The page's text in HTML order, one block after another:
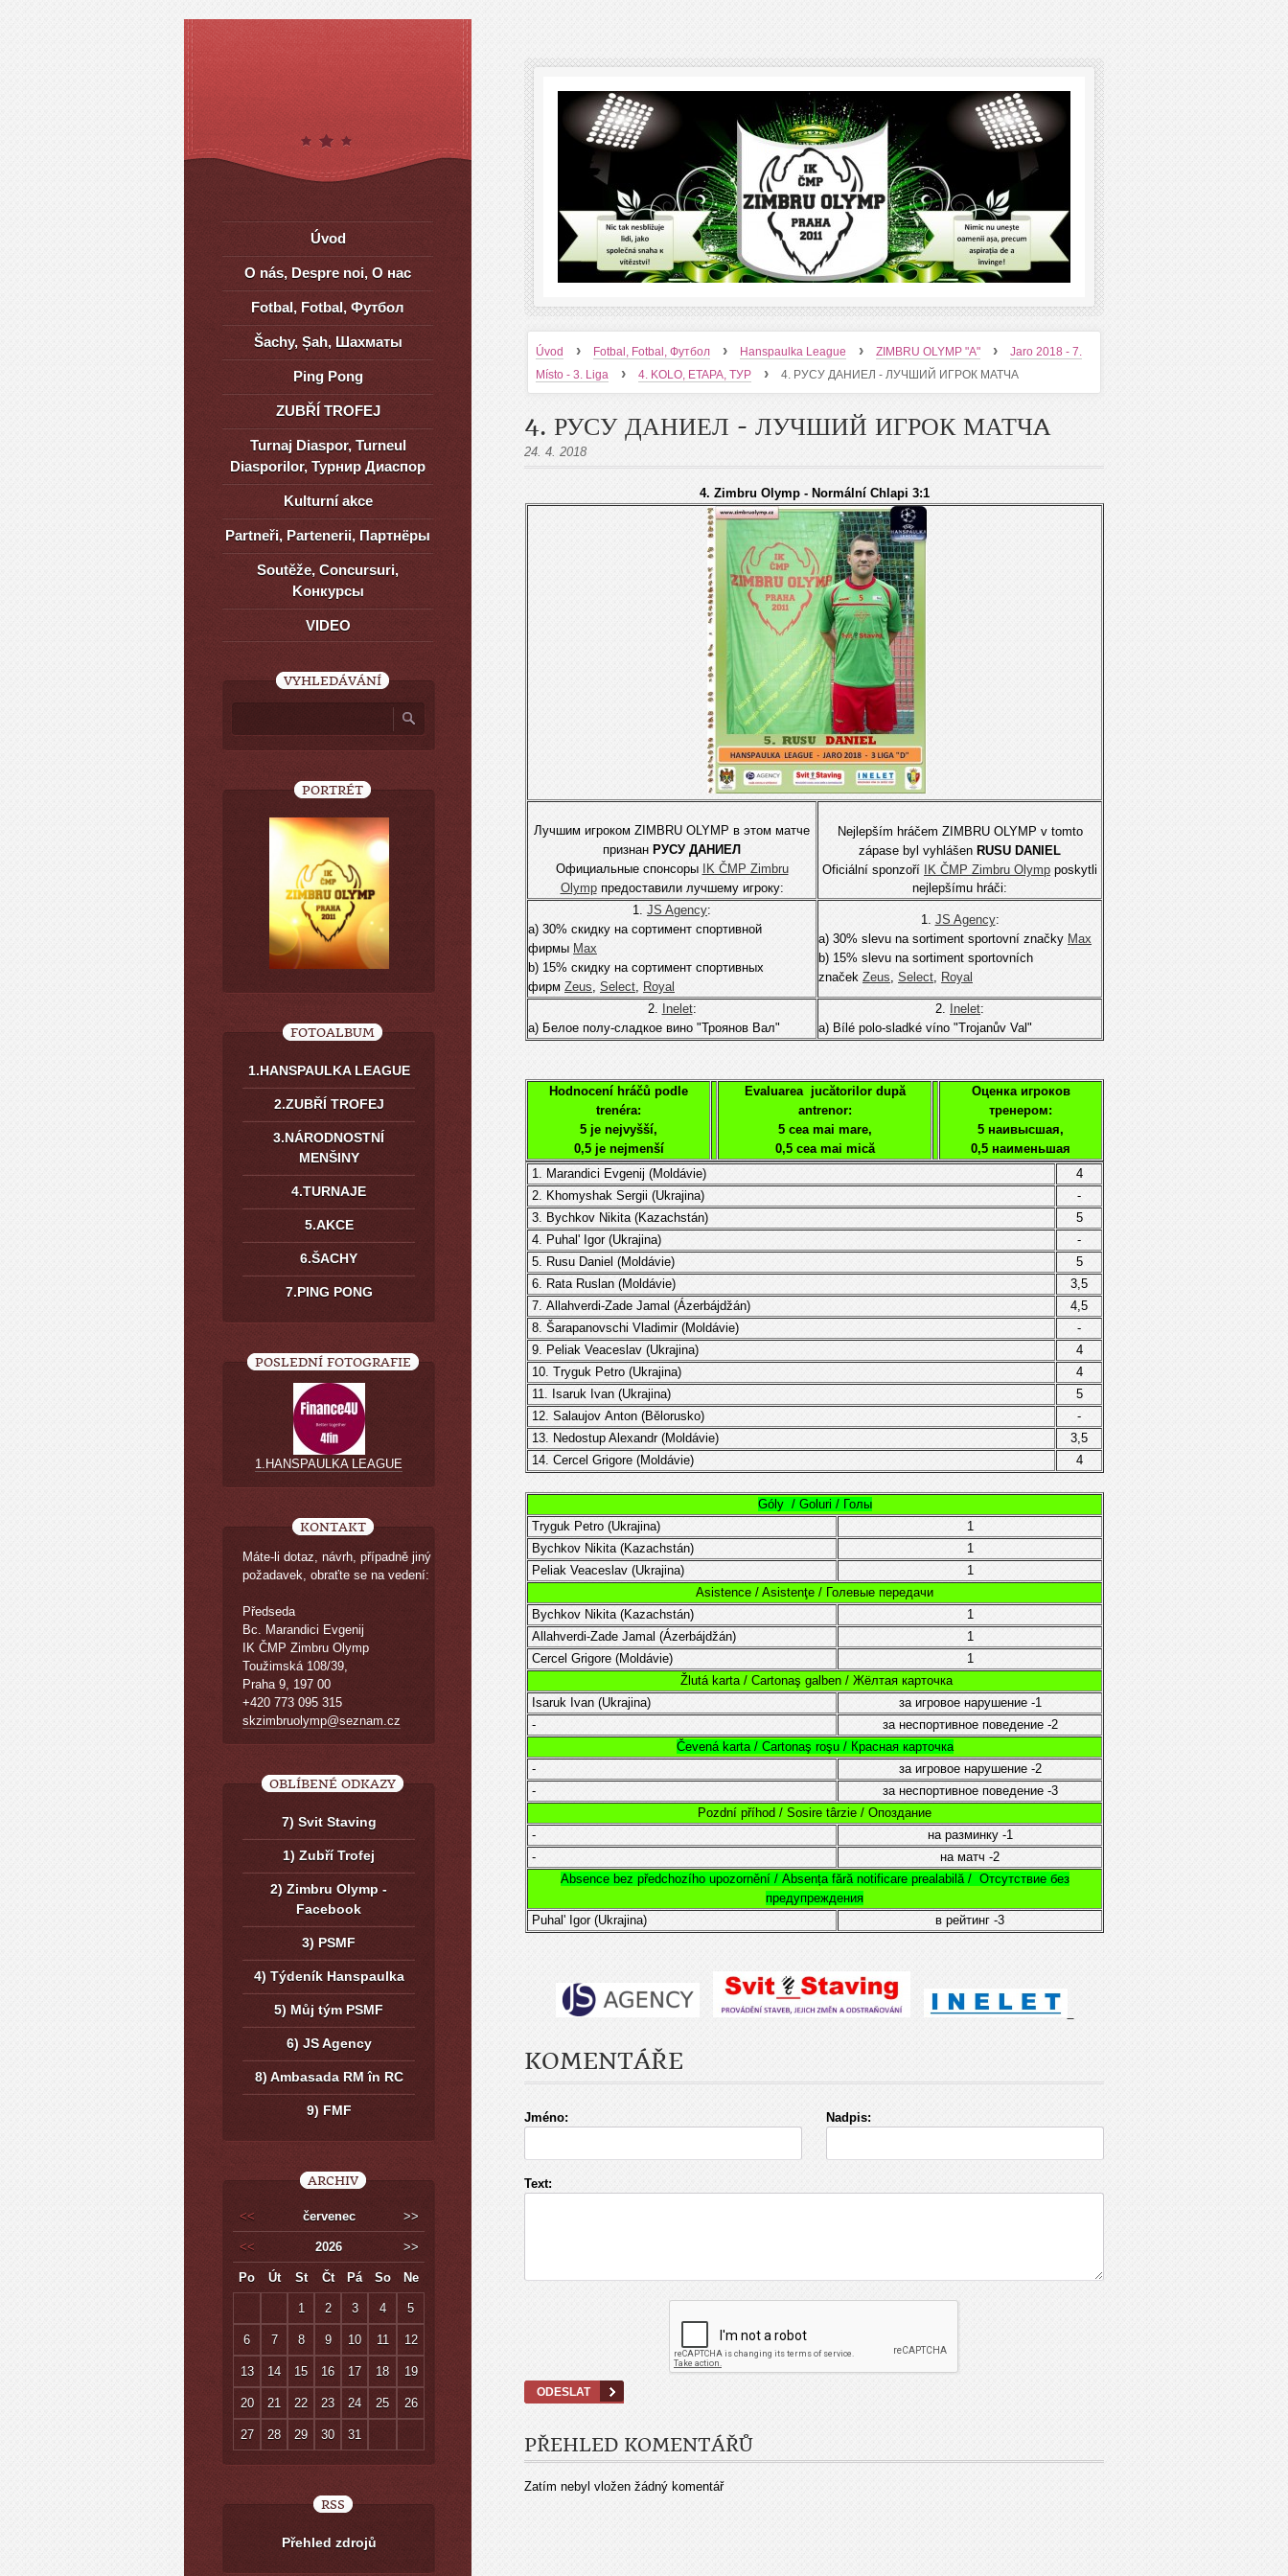
Úvod › Fotbal, Fotbal, Футбол › Hanspaulka League › ZIMBRU OLYMP "A" ›
Jaro 2018 - 7.
Místo - 3. Liga
› 4. KOLO, ETAPA, ТУР › 4. РУСУ ДАНИЕЛ - ЛУЧШИЙ ИГРОК МАТЧA
4. РУСУ ДАНИЕЛ - ЛУЧШИЙ ИГРОК МАТЧA
24. 4. 2018
4. Zimbru Olymp - Normální Chlapi 3:1
Лучшим игрокoм ZIMBRU OLYMP в этом матче
признан РУСУ ДАНИЕЛ
Официальные спонсоры
IK ČMP Zimbru
Olympпредоставили лучшему игроку:
Nejlepším hráčem ZIMBRU OLYMP v tomto
zápase byl vyhlášen RUSU DANIEL
Oficiální sponzoří
IK ČMP Zimbru Olymp poskytli
nejlepšímu hráči:
1. JS Agency:
а) 30% скидку на сортимент спортивной
фирмы Мах
b) 15% скидку на сортимент спортивных
фирм Zeus, Select, Royal
1. JS Agency:
а) 30% slevu na sortiment sportovní značky Мах
b) 15% slevu na sortiment sportovních
značek Zeus, Select, Royal
2. Inelet:
а) Белое полу-сладкое вино "Троянов Вал"
2. Inelet:
а) Bílé polo-sladké víno "Trojanův Val"
Hodnocení hráčů podle
trenéra:
5 je nejvyšší,
0,5 je nejmenší
Evaluarea jucătorilor după
antrenor:
5 cea mai mare,
0,5 cea mai mică
Оценка игроков
тренером:
5 наивысшая,
0,5 наименьшая
1. Marandici Evgenij (Moldávie)
4
2. Khomyshak Sergii (Ukrajina)
-
3. Bychkov Nikita (Kazachstán)
5
4. Puhal' Igor (Ukrajina)
-
5. Rusu Daniel (Moldávie)
5
6. Rata Ruslan (Moldávie)
3,5
7. Allahverdi-Zade Jamal (Ázerbájdžán)
4,5
8. Šarapanovschi Vladimir (Moldávie)
-
9. Peliak Veaceslav (Ukrajina)
4
10. Tryguk Petro (Ukrajina)
4
11. Isaruk Ivan (Ukrajina)
5
12. Salaujov Anton (Bělorusko)
-
13. Nedostup Alexandr (Moldávie)
3,5
14. Cercel Grigore (Moldávie) 4
Góly / Goluri / Голы
Tryguk Petro (Ukrajina)
1
Bychkov Nikita (Kazachstán)
1
Peliak Veaceslav (Ukrajina)
1
Asistence / Asistenţe / Голевые передачи
Bychkov Nikita (Kazachstán)
1
Allahverdi-Zade Jamal (Ázerbájdžán)
1
Cercel Grigore (Moldávie)
1
Žlutá karta / Cartonaş galben / Жёлтая карточка
Isaruk Ivan (Ukrajina) за игровое нарушение -1
-
за неспортивное поведение -2
Čevená karta / Cartonaş roşu / Красная карточка
-
за игровое нарушение -2
-
за неспортивное поведение -3
Pozdní příhod / Sosire târzie / Опоздание
-
на разминку -1
-
на матч -2
Absence bez předchozího upozornění / Absența fără notificare prealabilă / Отсутствие без
предупреждения
Puhal' Igor (Ukrajina)
в рейтинг -3
KOMENTÁŘE
Jméno: Nadpis:
Text:
PŘEHLED KOMENTÁŘŮ
Zatím nebyl vložen žádný komentář
Úvod
O nás, Despre noi, О нас
Fotbal, Fotbal, Футбол
Šachy, Șah, Шахматы
Ping Pong
ZUBŘÍ TROFEJ
Turnaj Diaspor, Turneul
Diasporilor, Турнир Диаспор
Kulturní akce
Partneři, Partenerii, Партнёры
Soutěže, Concursuri,
Kонкурсы
VIDEO
VYHLEDÁVÁNÍ
PORTRÉT
FOTOALBUM
1.HANSPAULKA LEAGUE
2.ZUBŘÍ TROFEJ
3.NÁRODNOSTNÍ
MENŠINY
4.TURNAJE
5.AKCE
6.ŠACHY
7.PING PONG
POSLEDNÍ FOTOGRAFIE
1.HANSPAULKA LEAGUE
KONTAKT
Máte-li dotaz, návrh, případně jiný
požadavek, obraťte se na vedení:
Předseda
Bc. Marandici Evgenij
IK ČMP Zimbru Olymp
Toužimská 108/39,
Praha 9, 197 00
+420 773 095 315
skzimbruolymp@seznam.cz
OBLÍBENÉ ODKAZY
7) Svit Staving
1) Zubří Trofej
2) Zimbru Olymp -
Facebook
3) PSMF
4) Týdeník Hanspaulka
5) Můj tým PSMF
6) JS Agency
8) Ambasada RM în RC
9) FMF
ARCHIV
<< červenec >>
<< 2026 >>
Po Út St Čt Pá So Ne
1 2 3 4 5
6 7 8 9 10 11 12
13 14 15 16 17 18 19
20 21 22 23 24 25 26
27 28 29 30 31
RSS
Přehled zdrojů